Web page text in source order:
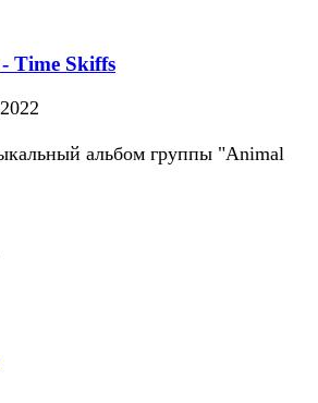
Time Skiffs
альбом группы "Animal